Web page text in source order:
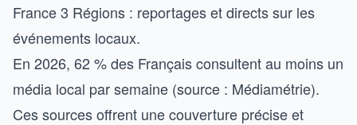
France 3 Régions : reportages et directs sur les
événements locaux.
En 2026, 62 % des Français consultent au moins un
média local par semaine (source : Médiamétrie).
Ces sources offrent une couverture précise et